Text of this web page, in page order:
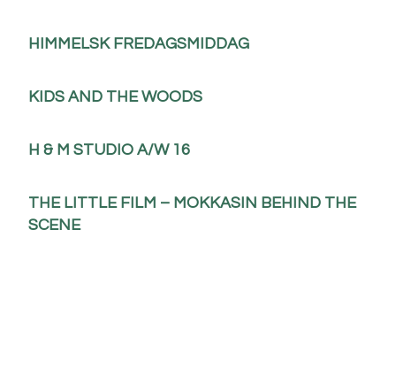
HIMMELSK FREDAGSMIDDAG
KIDS AND THE WOODS
H & M STUDIO A/W 16
THE LITTLE FILM – MOKKASIN BEHIND THE
SCENE